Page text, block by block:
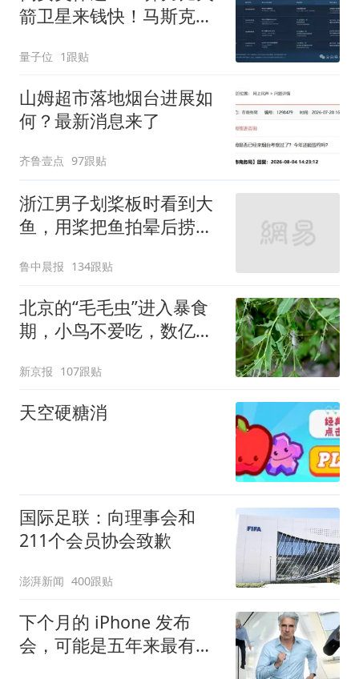
箭卫星来钱快！马斯克交
量子位 1跟贴
山姆超市落地烟台进展如
何？最新消息来了
齐鲁壹点 97跟贴
浙江男子划桨板时看到大
鱼，用桨把鱼拍晕后捞
两，做成红烧辣子鱼块，
味道很好
鲁中晨报 134跟贴
北京的“毛毛虫”进入暴食
期，小鸟不爱吃，数亿头
新京报 107跟贴
天空硬糖消
国际足联：向理事会和
211个会员协会致歉
澎湃新闻 400跟贴
下个月的 iPhone 发布
会，可能是五年来最有